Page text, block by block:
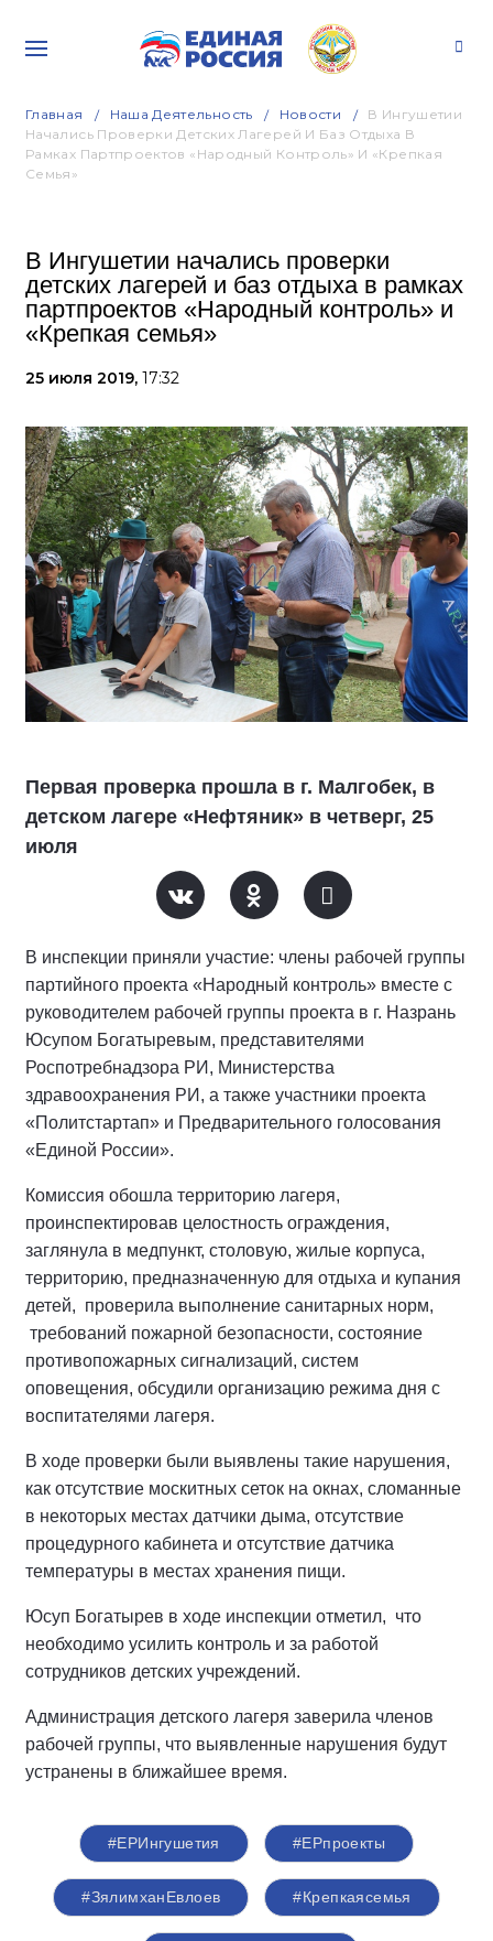
Главная Наша Деятельность Новости
В Ингушетии
Начались Проверки Детских Лагерей И Баз Отдыха В
Рамках Партпроектов «Народный Контроль» И «Крепкая
Семья»
В Ингушетии начались проверки
детских лагерей и баз отдыха в рамках
партпроектов «Народный контроль» и
«Крепкая семья»
25 июля 2019, 17:32
Первая проверка прошла в г. Малгобек, в
детском лагере «Нефтяник» в четверг, 25
июля
В инспекции приняли участие: члены рабочей группы
партийного проекта «Народный контроль» вместе с
руководителем рабочей группы проекта в г. Назрань
Юсупом Богатыревым, представителями
Роспотребнадзора РИ, Министерства
здравоохранения РИ, а также участники проекта
«Политстартап» и Предварительного голосования
«Единой России».
Комиссия обошла территорию лагеря,
проинспектировав целостность ограждения,
заглянула в медпункт, столовую, жилые корпуса,
территорию, предназначенную для отдыха и купания
детей, проверила выполнение санитарных норм,
требований пожарной безопасности, состояние
противопожарных сигнализаций, систем
оповещения, обсудили организацию режима дня с
воспитателями лагеря.
В ходе проверки были выявлены такие нарушения,
как отсутствие москитных сеток на окнах, сломанные
в некоторых местах датчики дыма, отсутствие
процедурного кабинета и отсутствие датчика
температуры в местах хранения пищи.
Юсуп Богатырев в ходе инспекции отметил, что
необходимо усилить контроль и за работой
сотрудников детских учреждений.
Администрация детского лагеря заверила членов
рабочей группы, что выявленные нарушения будут
устранены в ближайшее время.
#ЕРИнгушетия #ЕРпроекты
#ЗялимханЕвлоев #Крепкаясемья